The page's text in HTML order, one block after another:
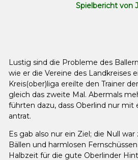
Spielbericht von
Lustig sind die Probleme des
wie er die Vereine des Landkreises
Kreis(ober)liga ereilte den Trainer
gleich das zweite Mal. Abermals
führten dazu, dass Oberlind nur mit
antrat.
Es gab also nur ein Ziel; die Null
Bällen und harmlosen
Halbzeit für die gute Oberlinder